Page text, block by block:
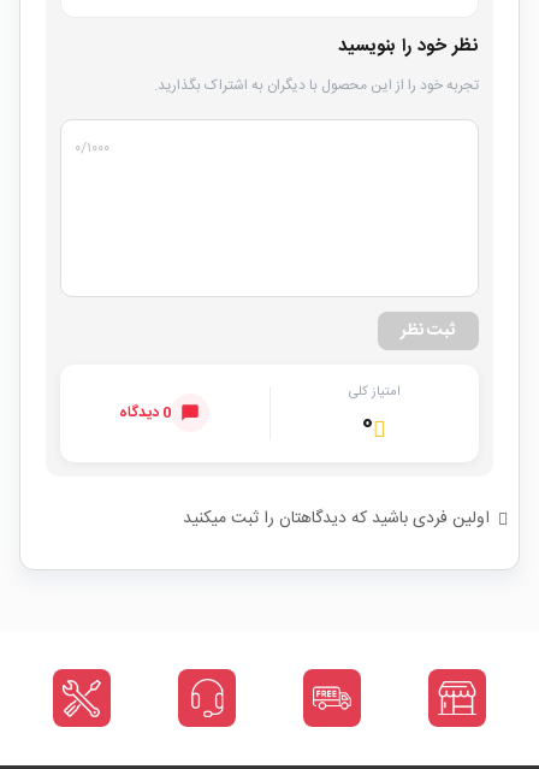
نظر خود را بنویسید
تجربه خود را از این محصول با دیگران به اشتراک بگذارید.
۰/۱۰۰۰
ثبت نظر
امتیاز کلی
۰ 0 دیدگاه
اولین فردی باشید که دیدگاهتان را ثبت میکنید